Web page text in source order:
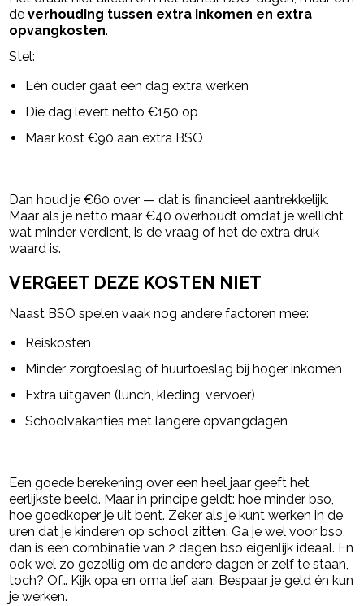
deverhouding tussen extra inkomen en extra
opvangkosten.
Stel:
Eén ouder gaat een dag extra werken
Die dag levert netto €150 op
Maar kost €90 aan extra BSO
Dan houd je €60 over — dat is financieel aantrekkelijk.
Maar als je netto maar €40 overhoudt omdat je wellicht
wat minder verdient, is de vraag of het de extra druk
waard is.
VERGEET DEZE KOSTEN NIET
Naast BSO spelen vaak nog andere factoren mee:
Reiskosten
Minder zorgtoeslag of huurtoeslag bij hoger inkomen
Extra uitgaven (lunch, kleding, vervoer)
Schoolvakanties met langere opvangdagen
Een goede berekening over een heel jaar geeft het
eerlijkste beeld. Maar in principe geldt: hoe minder bso,
hoe goedkoper je uit bent. Zeker als je kunt werken in de
uren dat je kinderen op school zitten. Ga je wel voor bso,
dan is een combinatie van 2 dagen bso eigenlijk ideaal. En
ook wel zo gezellig om de andere dagen er zelf te staan,
toch? Of… Kijk opa en oma lief aan. Bespaar je geld én kun
je werken.